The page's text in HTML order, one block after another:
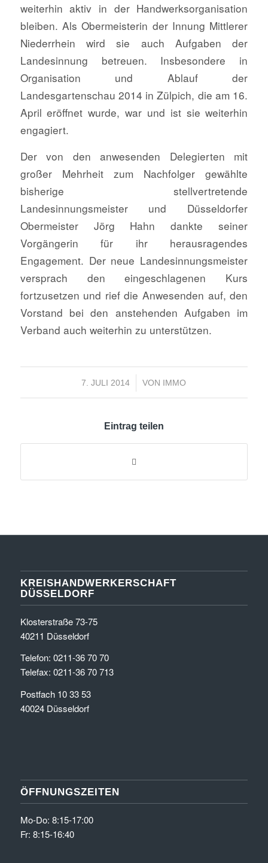
weiterhin aktiv in der Handwerksorganisation
bleiben. Als Obermeisterin der Innung Mittlerer
Niederrhein wird sie auch Aufgaben der
Landesinnung betreuen. Insbesondere in
Organisation und Ablauf der
Landesgartenschau 2014 in Zülpich, die am 16.
April eröffnet wurde, war und ist sie weiterhin
engagiert.
Der von den anwesenden Delegierten mit
großer Mehrheit zum Nachfolger gewählte
bisherige stellvertretende
Landesinnungsmeister und Düsseldorfer
Obermeister Jörg Hahn dankte seiner
Vorgängerin für ihr herausragendes
Engagement. Der neue Landesinnungsmeister
versprach den eingeschlagenen Kurs
fortzusetzen und rief die Anwesenden auf, den
Vorstand bei den anstehenden Aufgaben im
Verband auch weiterhin zu unterstützen.
7. JULI 2014
/ VON IMMO
Eintrag teilen
KREISHANDWERKERSCHAFT
DÜSSELDORF
Klosterstraße 73-75
40211 Düsseldorf
Telefon: 0211-36 70 70
Telefax: 0211-36 70 713
Postfach 10 33 53
40024 Düsseldorf
ÖFFNUNGSZEITEN
Mo-Do: 8:15-17:00
Fr: 8:15-16:40